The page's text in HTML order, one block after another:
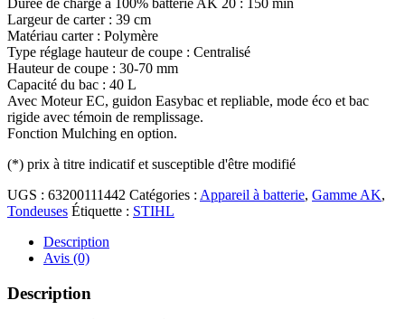
Largeur de carter : 39 cm
Matériau carter : Polymère
Type réglage hauteur de coupe : Centralisé
Hauteur de coupe : 30-70 mm
Capacité du bac : 40 L
Avec Moteur EC, guidon Easybac et repliable, mode éco et bac
rigide avec témoin de remplissage.
Fonction Mulching en option.
(*) prix à titre indicatif et susceptible d'être modifié
UGS : 63200111442 Catégories : Appareil à batterie, Gamme AK,
Tondeuses Étiquette : STIHL
Description
Avis (0)
Description